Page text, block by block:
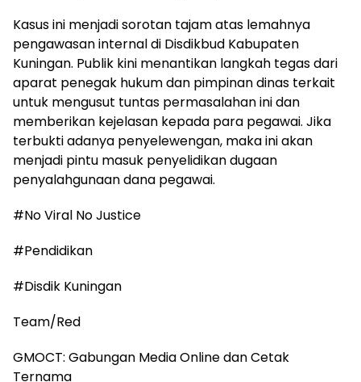
Kasus ini menjadi sorotan tajam atas lemahnya
pengawasan internal di Disdikbud Kabupaten
Kuningan. Publik kini menantikan langkah tegas dari
aparat penegak hukum dan pimpinan dinas terkait
untuk mengusut tuntas permasalahan ini dan
memberikan kejelasan kepada para pegawai. Jika
terbukti adanya penyelewengan, maka ini akan
menjadi pintu masuk penyelidikan dugaan
penyalahgunaan dana pegawai.
#No Viral No Justice
#Pendidikan
#Disdik Kuningan
Team/Red
GMOCT: Gabungan Media Online dan Cetak
Ternama